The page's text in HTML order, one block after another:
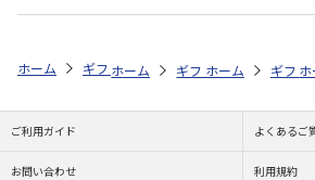
ホーム ギフトストア お中元・夏ギフト特
ホーム ギフトストア お中
ホーム ギフト
ご利用ガイド よくあるご
お問い合わせ 利用規約